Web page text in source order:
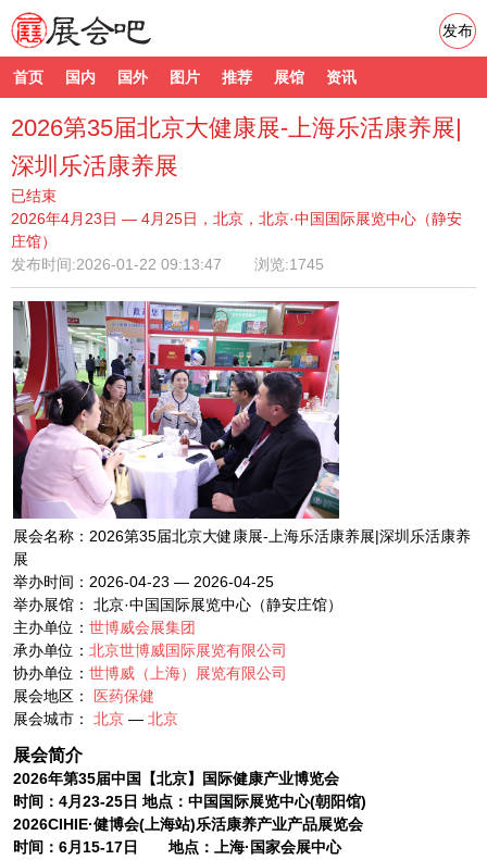
首页 国内 国外 图片 推荐 展馆 资讯
发布
2026第35届北京大健康展-上海乐活康养展|
深圳乐活康养展
已结束
2026年4月23日 — 4月25日，北京，北京·中国国际展览中心（静安
庄馆）
发布时间:2026-01-22 09:13:47 浏览:1745
展会名称：2026第35届北京大健康展-上海乐活康养展|深圳乐活康养
展
举办时间：2026-04-23 — 2026-04-25
举办展馆： 北京·中国国际展览中心（静安庄馆）
主办单位： 世博威会展集团
承办单位： 北京世博威国际展览有限公司
协办单位： 世博威（上海）展览有限公司
展会地区：
医药保健
展会城市： 北京 — 北京
展会简介
2026年第35届中国【北京】国际健康产业博览会
时间：4月23-25日 地点：中国国际展览中心(朝阳馆)
2026CIHIE·健博会( 上海站)乐活康养产业产品展览会
时间：6月15-17日 地点：上海·国家会展中心